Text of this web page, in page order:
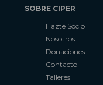
SOBRE CIPER
Hazte Socio
Nosotros
Donaciones
Contacto
Talleres